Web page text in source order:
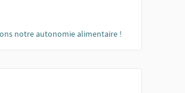
notre autonomie alimentaire !